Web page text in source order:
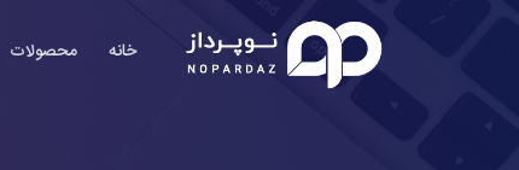
خانه محصولات